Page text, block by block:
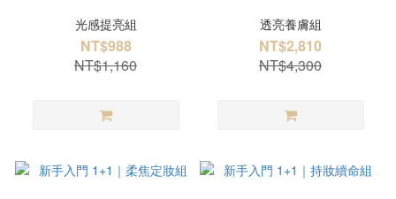
光感提亮組
NT$988
NT$1,160
透亮養膚組
NT$2,810
NT$4,300